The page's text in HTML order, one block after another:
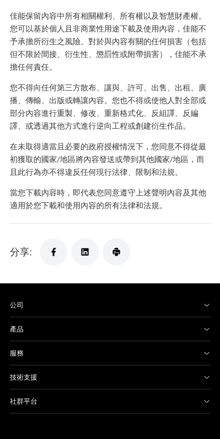
佳能保留內容中所有相關權利、所有權以及智慧財產權。
您可以基於個人且非商業性用途下載及使用內容，佳能不
予承擔所衍生之風險。對於與內容有關的任何損害（包括
但不限於間接、衍生性、懲罰性或附帶損害），佳能不承
擔任何責任。
您不得向任何第三方散布、讓與、許可、出售、出租、廣
播、傳輸、出版或轉讓內容。您也不得或使他人對全部或
部分內容進行重製、修改、重新格式化、反組譯、反編
譯、或透過其他方式進行逆向工程或創建衍生作品。
在未取得適當且必要的政府授權情況下，您同意不得從最
初獲取的國家/地區將內容發送或帶到其他國家/地區，而
且此行為亦不得違反任何現行法律、限制和法規。
當您下載內容時，即代表您同意遵守上述聲明內容及其他
適用於您下載和使用內容的所有法律和法規。
分享:
公司
產品
服務
技術支援
社群平台